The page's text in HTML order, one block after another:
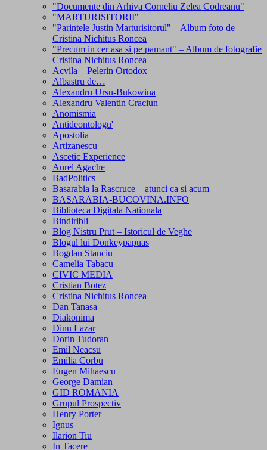
"Documente din Arhiva Corneliu Zelea Codreanu"
"MARTURISITORII"
"Parintele Justin Marturisitorul" – Album foto de
Cristina Nichitus Roncea
"Precum in cer asa si pe pamant" – Album de fotografie
Cristina Nichitus Roncea
Acvila – Pelerin Ortodox
Albastru de…
Alexandru Ursu-Bukowina
Alexandru Valentin Craciun
Anomismia
Antideontologu'
Apostolia
Artizanescu
Ascetic Experience
Aurel Agache
BadPolitics
Basarabia la Rascruce – atunci ca si acum
BASARABIA-BUCOVINA.INFO
Biblioteca Digitala Nationala
Bindiribli
Blog Nistru Prut – Istoricul de Veghe
Blogul lui Donkeypapuas
Bogdan Stanciu
Camelia Tabacu
CIVIC MEDIA
Cristian Botez
Cristina Nichitus Roncea
Dan Tanasa
Diakonima
Dinu Lazar
Dorin Tudoran
Emil Neacsu
Emilia Corbu
Eugen Mihaescu
George Damian
GID ROMANIA
Grupul Prospectiv
Henry Porter
Ignus
Ilarion Tiu
In Tacere